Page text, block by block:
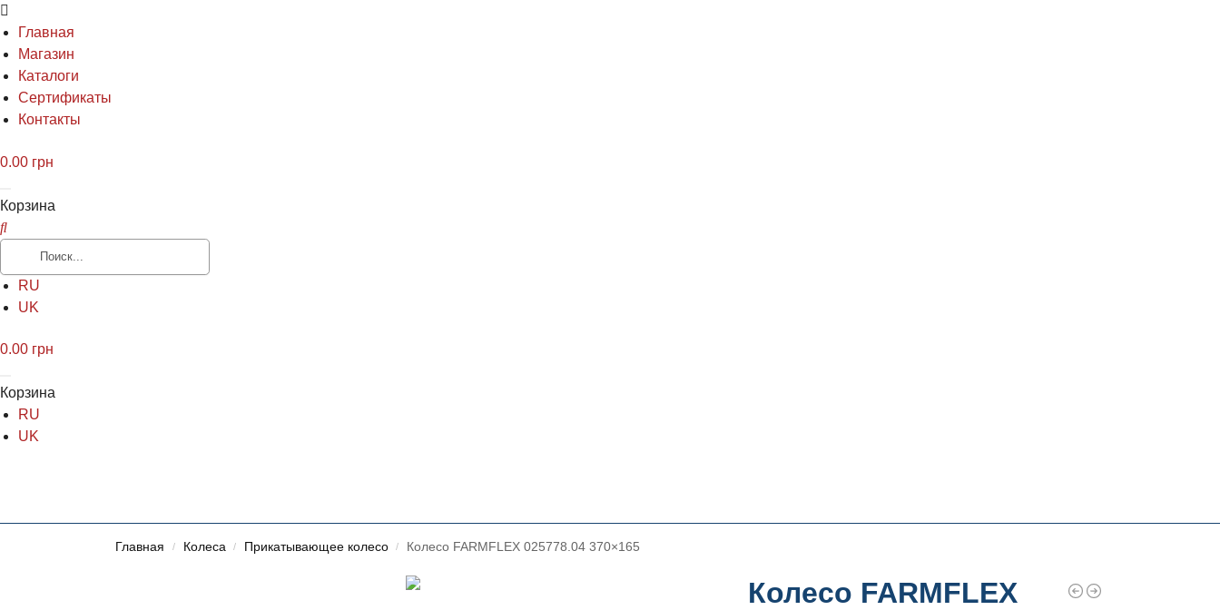
Главная
Магазин
Каталоги
Сертификаты
Контакты
0.00 грн
Корзина
RU
UK
0.00 грн
Корзина
RU
UK
Главная / Колеса / Прикатывающее колесо / Колесо FARMFLEX 025778.04 370×165
Колесо FARMFLEX